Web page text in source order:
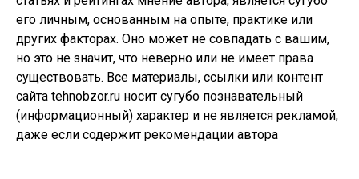
его личным, основанным на опыте, практике или
других факторах. Оно может не совпадать с вашим,
но это не значит, что неверно или не имеет права
существовать. Все материалы, ссылки или контент
сайта tehnobzor.ru носит сугубо познавательный
(информационный) характер и не является рекламой,
даже если содержит рекомендации автора